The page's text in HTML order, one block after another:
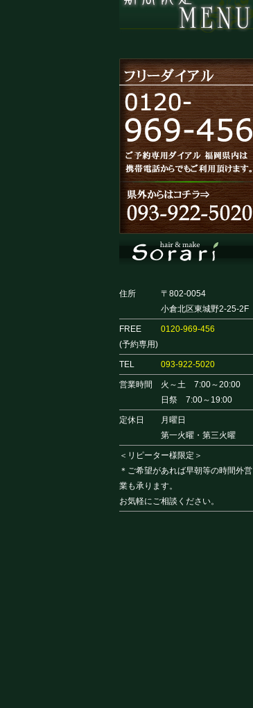
住所
〒802-0054
小倉北区東城野2-25-2F
FREE
(予約専用)
0120-969-456
TEL 093-922-5020
営業時間
火～土 7:00～20:00
日祭 7:00～19:00
定休日
月曜日
第一火曜・第三火曜
＜リピーター様限定＞
＊ご希望があれば早朝等の時間外営
業も承ります。
お気軽にご相談ください。